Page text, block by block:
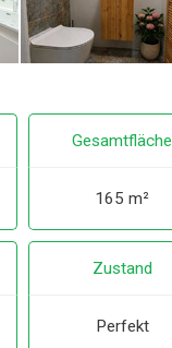
Gesamtfläche
165 m²
Zustand
Perfekt